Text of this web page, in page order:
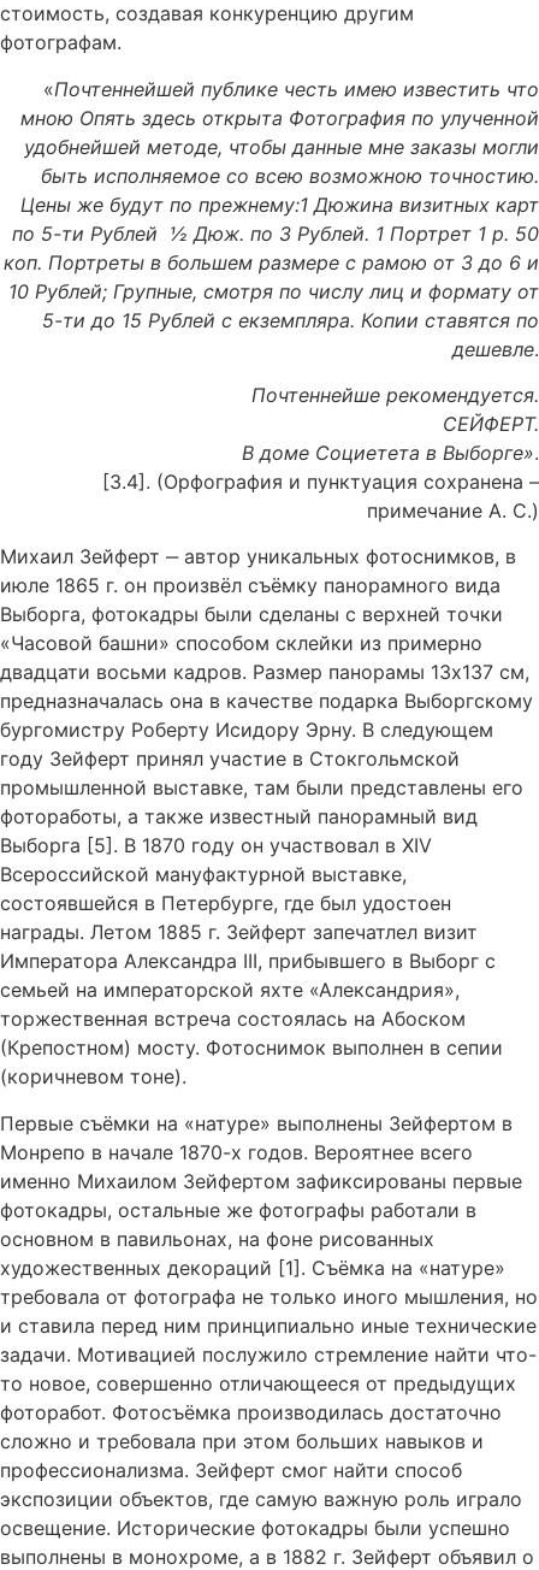
стоимость, создавая конкуренцию другим
фотографам.
«Почтеннейшей публике честь имею известить что
мною Опять здесь открыта Фотография по улученной
удобнейшей методе, чтобы данные мне заказы могли
быть исполняемое со всею возможною точностию.
Цены же будут по прежнему:1 Дюжина визитных карт
по 5-ти Рублей ½ Дюж. по 3 Рублей. 1 Портрет 1 р. 50
коп. Портреты в большем размере с рамою от 3 до 6 и
10 Рублей; Групные, смотря по числу лиц и формату от
5-ти до 15 Рублей с екземпляра. Копии ставятся по
дешевле.
Почтеннейше рекомендуется.
СЕЙФЕРТ.
В доме Социетета в Выборге».
[3.4]. (Орфография и пунктуация сохранена –
примечание А. С.)
Михаил Зейферт ‒ автор уникальных фотоснимков, в
июле 1865 г. он произвёл съёмку панорамного вида
Выборга, фотокадры были сделаны с верхней точки
«Часовой башни» способом склейки из примерно
двадцати восьми кадров. Размер панорамы 13х137 см,
предназначалась она в качестве подарка Выборгскому
бургомистру Роберту Исидору Эрну. В следующем
году Зейферт принял участие в Стокгольмской
промышленной выставке, там были представлены его
фотоработы, а также известный панорамный вид
Выборга [5]. В 1870 году он участвовал в ХIV
Всероссийской мануфактурной выставке,
состоявшейся в Петербурге, где был удостоен
награды. Летом 1885 г. Зейферт запечатлел визит
Императора Александра III, прибывшего в Выборг с
семьей на императорской яхте «Александрия»,
торжественная встреча состоялась на Абоском
(Крепостном) мосту. Фотоснимок выполнен в сепии
(коричневом тоне).
Первые съёмки на «натуре» выполнены Зейфертом в
Монрепо в начале 1870-х годов. Вероятнее всего
именно Михаилом Зейфертом зафиксированы первые
фотокадры, остальные же фотографы работали в
основном в павильонах, на фоне рисованных
художественных декораций [1]. Съёмка на «натуре»
требовала от фотографа не только иного мышления, но
и ставила перед ним принципиально иные технические
задачи. Мотивацией послужило стремление найти что-
то новое, совершенно отличающееся от предыдущих
фоторабот. Фотосъёмка производилась достаточно
сложно и требовала при этом больших навыков и
профессионализма. Зейферт смог найти способ
экспозиции объектов, где самую важную роль играло
освещение. Исторические фотокадры были успешно
выполнены в монохроме, а в 1882 г. Зейферт объявил о